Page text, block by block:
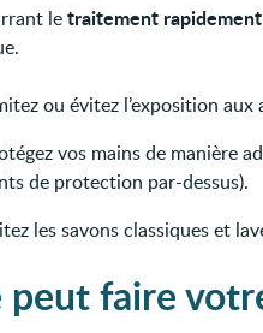
letraitement rapidement
ou évitez l’exposition
vos mains de manière
de protection par-dessus).
les savons classiques et
peut faire